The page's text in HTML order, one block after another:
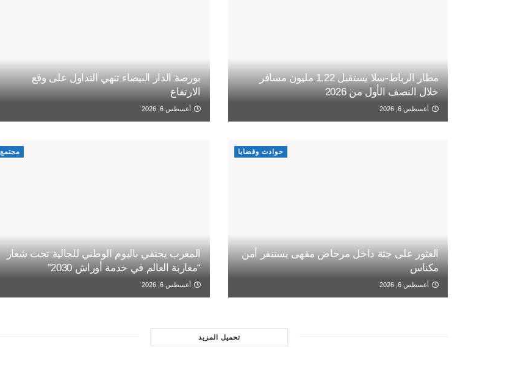
مطار الرباط-سلا يستقبل 1.22 مليون مسافر
خلال النصف الأول من 2026
أغسطس 6, 2026
بورصة الدار البيضاء تنهي التداول على وقع
الارتفاع
أغسطس 6, 2026
حوادث وقضايا
العثور على جثة داخل مرحاض مقهى يستنفر أمن
مكناس
أغسطس 6, 2026
مجتمع
المغرب يحتفي باليوم الوطني للجالية تحت شعار
“مغاربة العالم في خدمة أوراش 2030”
أغسطس 6, 2026
تحميل المزيد